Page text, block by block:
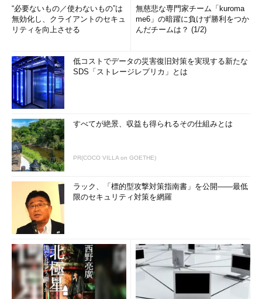
コマンド実行例
yum check-update perl
る）
yum check-update perl*
（名前が「perl」で始まる全てのパッケージがアップデート可
能かどうかを確認する）
画面31つ目は「perl」パッケージを、2つ目は名前が「per
l」から始まるパッケージに更新があるかどうかを確認してい
る
“必要ないもの／使わないもの”は
無効化し、クライアントのセキュ
リティを向上させる
無慈悲な専門家チーム「kuroma
me6」の暗躍に負けず勝利をつか
んだチームは？ (1/2)
低コストでデータの災害復旧対策を実現する新たな
SDS「ストレージレプリカ」とは
すべてが絶景、収益も得られるその仕組みとは
PR(COCO VILLA on GOETHE)
ラック、「標的型攻撃対策指南書」を公開――最低
限のセキュリティ対策を網羅